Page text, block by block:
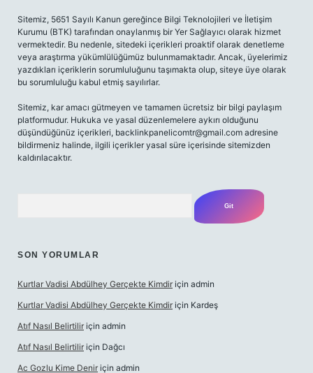
Sitemiz, 5651 Sayılı Kanun gereğince Bilgi Teknolojileri ve İletişim
Kurumu (BTK) tarafından onaylanmış bir Yer Sağlayıcı olarak hizmet
vermektedir. Bu nedenle, sitedeki içerikleri proaktif olarak denetleme
veya araştırma yükümlülüğümüz bulunmamaktadır. Ancak, üyelerimiz
yazdıkları içeriklerin sorumluluğunu taşımakta olup, siteye üye olarak
bu sorumluluğu kabul etmiş sayılırlar.
Sitemiz, kar amacı gütmeyen ve tamamen ücretsiz bir bilgi paylaşım
platformudur. Hukuka ve yasal düzenlemelere aykırı olduğunu
düşündüğünüz içerikleri, backlinkpanelicomtr@gmail.com adresine
bildirmeniz halinde, ilgili içerikler yasal süre içerisinde sitemizden
kaldırılacaktır.
SON YORUMLAR
Kurtlar Vadisi Abdülhey Gerçekte Kimdir için admin
Kurtlar Vadisi Abdülhey Gerçekte Kimdir için Kardeş
Atıf Nasıl Belirtilir için admin
Atıf Nasıl Belirtilir için Dağcı
Ac Gozlu Kime Denir için admin